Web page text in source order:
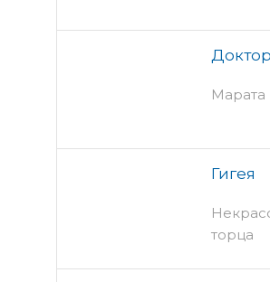
Марата
Гигея
торца